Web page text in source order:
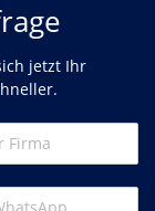
jetzt Ihr